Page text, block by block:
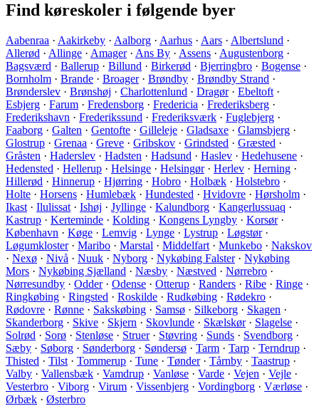
Find køreskoler i følgende byer
Aabenraa · Aakirkeby · Aalborg · Aarhus · Aars · Albertslund ·
Allerød · Allinge · Amager· Ans By · Assens · Augustenborg ·
Bagsværd · Ballerup · Billund · Birkerød · Bjerringbro · Bogense ·
Bornholm · Brande · Broager· Brøndby · Brøndby Strand ·
Brønderslev · Brønshøj · Charlottenlund · Dragør· Ebeltoft ·
Esbjerg · Farum · Fredensborg · Fredericia · Frederiksberg ·
Frederikshavn · Frederikssund · Frederiksværk · Fuglebjerg ·
Faaborg · Galten · Gentofte · Gilleleje · Gladsaxe · Glamsbjerg ·
Glostrup · Grenaa · Greve · Gribskov · Grindsted · Græsted ·
Gråsten · Haderslev · Hadsten · Hadsund · Haslev · Hedehusene ·
Hedensted · Hellerup · Helsinge · Helsingør· Herlev · Herning ·
Hillerød · Hinnerup · Hjørring · Hobro · Holbæk · Holstebro ·
Holte · Horsens · Humlebæk · Hundested · Hvidovre · Hørsholm ·
Ikast · Ilulissat · Ishøj · Jyllinge · Kalundborg · Kangerlussuaq ·
Kastrup · Kerteminde · Kolding · Kongens Lyngby · Korsør·
København · Køge · Lemvig · Lynge · Lystrup · Løgstør·
Løgumkloster· Maribo · Marstal · Middelfart · Munkebo · Nakskov
· Nexø · Nivå · Nuuk · Nyborg · Nykøbing Falster· Nykøbing
Mors · Nykøbing Sjælland · Næsby · Næstved · Nørrebro ·
Nørresundby · Odder· Odense · Otterup · Randers · Ribe · Ringe ·
Ringkøbing · Ringsted · Roskilde · Rudkøbing · Rødekro ·
Rødovre · Rønne · Sakskøbing · Samsø · Silkeborg · Skagen ·
Skanderborg · Skive · Skjern · Skovlunde · Skælskør· Slagelse ·
Solrød · Sorø · Stenløse · Struer· Støvring · Sunds · Svendborg ·
Sæby · Søborg · Sønderborg · Søndersø · Tarm · Tarp · Terndrup ·
Thisted · Tilst · Tommerup · Tune · Tønder· Tårnby · Taastrup ·
Valby · Vallensbæk · Vamdrup · Vanløse · Varde · Vejen · Vejle ·
Vesterbro · Viborg · Virum · Vissenbjerg · Vordingborg · Værløse ·
Ørbæk · Østerbro